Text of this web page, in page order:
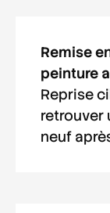
Remise
peinture
Reprise
retrouver
neuf